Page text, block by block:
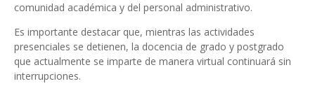
comunidad académica y del personal administrativo.
Es importante destacar que, mientras las actividades
presenciales se detienen, la docencia de grado y postgrado
que actualmente se imparte de manera virtual continuará sin
interrupciones.